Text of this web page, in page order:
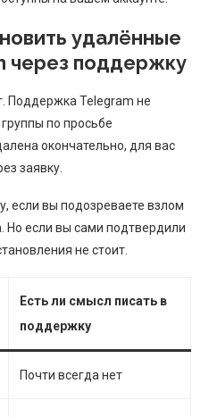
удалённые
через поддержку
Поддержка Telegram не
по просьбе
окончательно, для вас
заявку.
если вы подозреваете взлом
Но если вы сами подтвердили
не стоит.
Есть ли смысл писать в
поддержку
Почти всегда нет